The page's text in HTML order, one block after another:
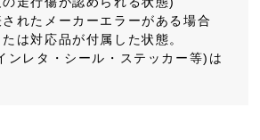
れたメーカーエラーがある場合
は対応品が付属した状態。
ンレタ・シール・ステッカー等)は